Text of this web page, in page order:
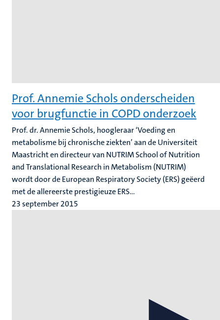
Prof. Annemie Schols onderscheiden
voor brugfunctie in COPD onderzoek
Prof. dr. Annemie Schols, hoogleraar ‘Voeding en
metabolisme bij chronische ziekten’ aan de Universiteit
Maastricht en directeur van NUTRIM School of Nutrition
and Translational Research in Metabolism (NUTRIM)
wordt door de European Respiratory Society (ERS) geëerd
met de allereerste prestigieuze ERS...
23 september 2015